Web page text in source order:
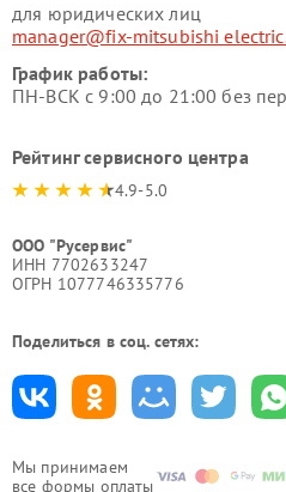
Мы принимаем
все формы оплаты
для юридических лиц
manager@fix-mitsubishi
График работы:
ПН-ВСК с 9:00 до 21:00 без
Рейтинг сервисного центра
4.9-5.0
ООО "Русервис"
ИНН 7702633247
ОГРН 1077746335776
Поделиться в соц. сетях: